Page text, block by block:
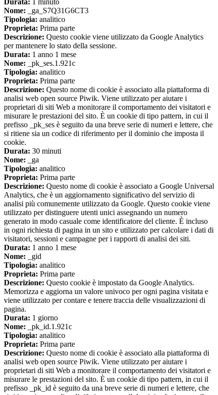
Nome: _ga_S7Q31G6CT3
Tipologia: analitico
Proprieta: Prima parte
Descrizione: Questo cookie viene utilizzato da Google Analytics
per mantenere lo stato della sessione.
Durata: 1 anno 1 mese
Nome: _pk_ses.1.921c
Tipologia: analitico
Proprieta: Prima parte
Descrizione: Questo nome di cookie è associato alla piattaforma di
analisi web open source Piwik. Viene utilizzato per aiutare i
proprietari di siti Web a monitorare il comportamento dei visitatori e
misurare le prestazioni del sito. È un cookie di tipo pattern, in cui il
prefisso _pk_ses è seguito da una breve serie di numeri e lettere, che
si ritiene sia un codice di riferimento per il dominio che imposta il
cookie.
Durata: 30 minuti
Nome: _ga
Tipologia: analitico
Proprieta: Prima parte
Descrizione: Questo nome di cookie è associato a Google Universal
Analytics, che è un aggiornamento significativo del servizio di
analisi più comunemente utilizzato da Google. Questo cookie viene
utilizzato per distinguere utenti unici assegnando un numero
generato in modo casuale come identificatore del cliente. È incluso
in ogni richiesta di pagina in un sito e utilizzato per calcolare i dati di
visitatori, sessioni e campagne per i rapporti di analisi dei siti.
Durata: 1 anno 1 mese
Nome: _gid
Tipologia: analitico
Proprieta: Prima parte
Descrizione: Questo cookie è impostato da Google Analytics.
Memorizza e aggiorna un valore univoco per ogni pagina visitata e
viene utilizzato per contare e tenere traccia delle visualizzazioni di
pagina.
Durata: 1 giorno
Nome: _pk_id.1.921c
Tipologia: analitico
Proprieta: Prima parte
Descrizione: Questo nome di cookie è associato alla piattaforma di
analisi web open source Piwik. Viene utilizzato per aiutare i
proprietari di siti Web a monitorare il comportamento dei visitatori e
misurare le prestazioni del sito. È un cookie di tipo pattern, in cui il
prefisso _pk_id è seguito da una breve serie di numeri e lettere, che